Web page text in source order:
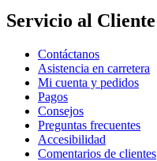
Servicio al Cliente
Contáctanos
Asistencia en carretera
Mi cuenta y pedidos
Pagos
Consejos
Preguntas frecuentes
Accesibilidad
Comentarios de clientes